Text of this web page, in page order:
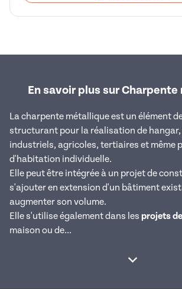
En savoir plus sur
La charpente métallique est un élément
structurant pour la réalisation de
industriels, agricoles, tertiaires et même
d'habitation individuelle.
Elle peut être intégrée à un projet de
s'ajouter en extension d'un bâtiment
augmenter son volume.
Elle s'utilise également dans les projets
maison ou de...
Afficher la